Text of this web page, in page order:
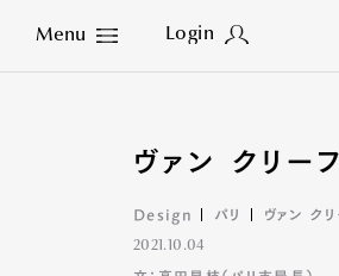
Menu Login
Close
ヴァン クリー
Design パリ ヴァン ク
2021.10.04